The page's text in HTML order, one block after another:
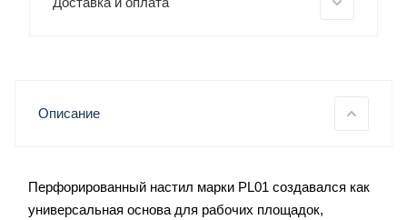
Описание
Перфорированный настил марки PL01 создавался как
универсальная основа для рабочих площадок,